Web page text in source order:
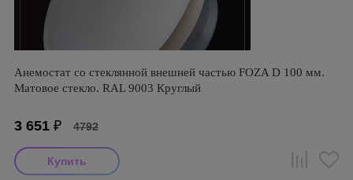
Анемостат со стеклянной внешней частью FOZA D 100 мм.
Матовое стекло. RAL 9003 Круглый
3 651 ₽ 4792